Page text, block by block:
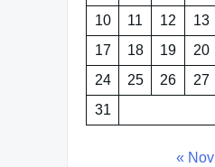
10
11 12 13
17
18 19 20
24
25 26 27
31
« Nov